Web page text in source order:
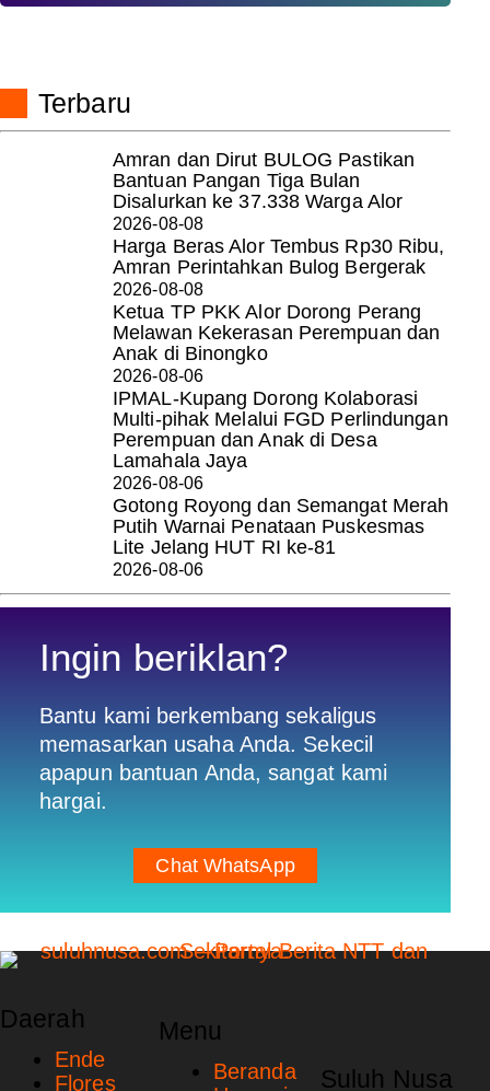
Terbaru
Amran dan Dirut BULOG Pastikan
Bantuan Pangan Tiga Bulan
Disalurkan ke 37.338 Warga Alor
2026-08-08
Harga Beras Alor Tembus Rp30 Ribu,
Amran Perintahkan Bulog Bergerak
2026-08-08
Ketua TP PKK Alor Dorong Perang
Melawan Kekerasan Perempuan dan
Anak di Binongko
2026-08-06
IPMAL-Kupang Dorong Kolaborasi
Multi-pihak Melalui FGD Perlindungan
Perempuan dan Anak di Desa
Lamahala Jaya
2026-08-06
Gotong Royong dan Semangat Merah
Putih Warnai Penataan Puskesmas
Lite Jelang HUT RI ke-81
2026-08-06
Ingin beriklan?
Bantu kami berkembang sekaligus
memasarkan usaha Anda. Sekecil
apapun bantuan Anda, sangat kami
hargai.
Chat WhatsApp
Daerah
Ende
Flores
Menu
Beranda
Suluh Nusa